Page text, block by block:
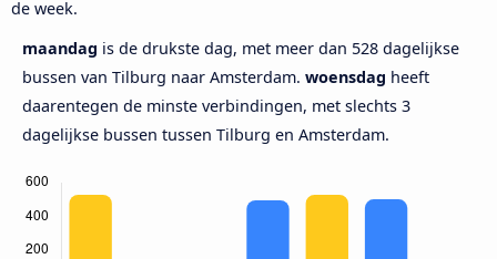
de week.
maandag is de drukste dag, met meer dan 528 dagelijkse
bussen van Tilburg naar Amsterdam. woensdag heeft
daarentegen de minste verbindingen, met slechts 3
dagelijkse bussen tussen Tilburg en Amsterdam.